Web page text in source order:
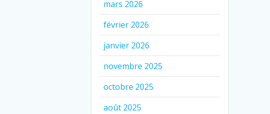
mars 2026
février 2026
janvier 2026
novembre 2025
octobre 2025
août 2025